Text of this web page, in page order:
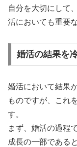
自分を大切にして
活においても重要
婚活の結果を
婚活において結果
ものですが、これ
す。
まず、婚活の過程
成長の一部である